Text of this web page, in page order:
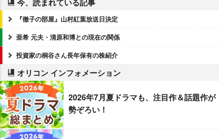
『徹子の部屋』山村紅葉放送日決定
亜希 元夫・清原和博との現在の関係
投資家の桐谷さん長年保有の株紹介
オリコン インフォメーション
2026年7月夏ドラマも、注目作＆話題作が
勢ぞろい！